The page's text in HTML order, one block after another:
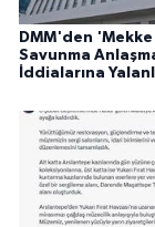
DMM'den
Savunma
İddialarına